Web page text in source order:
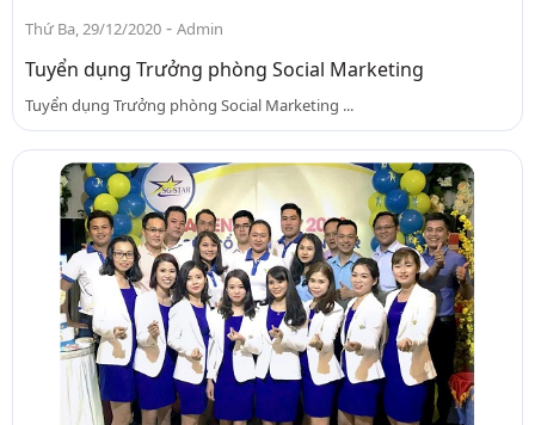
Thứ Ba, 29/12/2020 - Admin
Tuyển dụng Trưởng phòng Social Marketing
Tuyển dụng Trưởng phòng Social Marketing ...